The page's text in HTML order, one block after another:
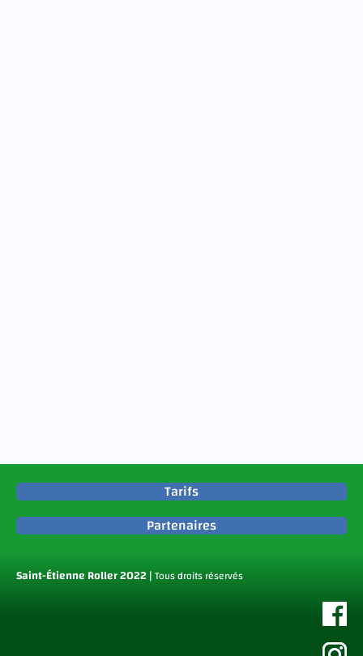
Tarifs
Partenaires
Saint-Étienne Roller2022 |Tous droits réservés